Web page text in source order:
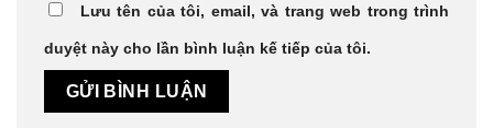
Lưu tên của tôi, email, và trang web trong trình
duyệt này cho lần bình luận kế tiếp của tôi.